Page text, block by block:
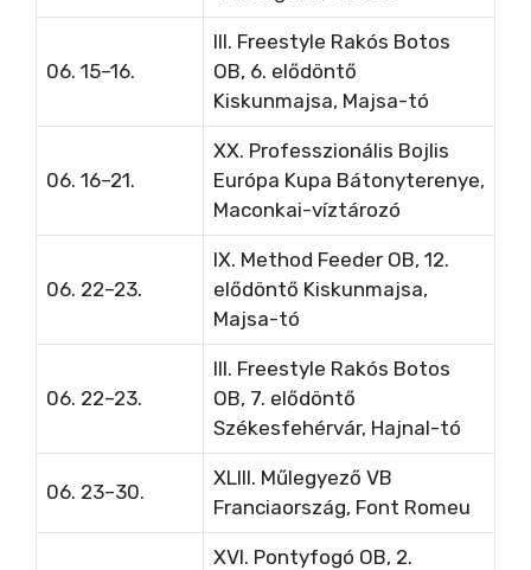
06. 15–16.
III. Freestyle Rakós Botos
OB, 6. elődöntő
Kiskunmajsa, Majsa-tó
06. 16–21.
XX. Professzionális Bojlis
Európa Kupa Bátonyterenye,
Maconkai-víztározó
06. 22–23.
IX. Method Feeder OB, 12.
elődöntő Kiskunmajsa,
Majsa-tó
06. 22–23.
III. Freestyle Rakós Botos
OB, 7. elődöntő
Székesfehérvár, Hajnal-tó
06. 23–30.
XLIII. Műlegyező VB
Franciaország, Font Romeu
XVI. Pontyfogó OB, 2.